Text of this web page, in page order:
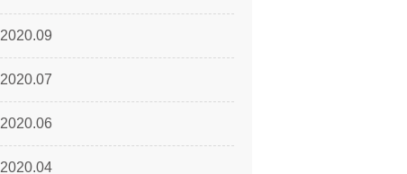
2020.09
2020.07
2020.06
2020.04